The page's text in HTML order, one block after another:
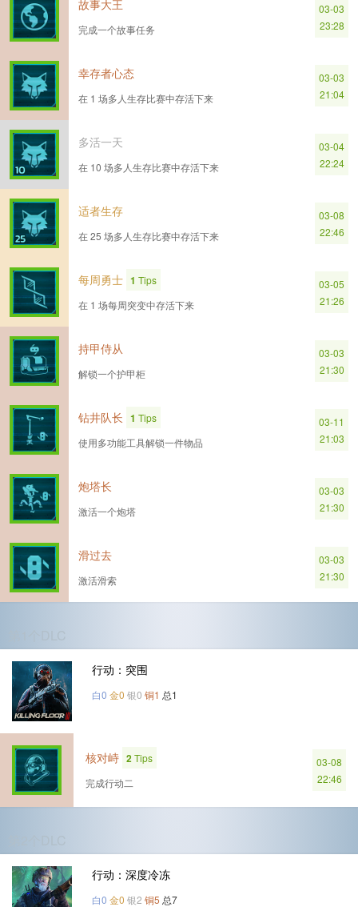
故事大王
完成一个故事任务
03-03
23:28
幸存者心态
在 1 场多人生存比赛中存活下来
03-03
21:04
多活一天
在 10 场多人生存比赛中存活下来
03-04
22:24
适者生存
在 25 场多人生存比赛中存活下来
03-08
22:46
每周勇士 1 Tips
在 1 场每周突变中存活下来
03-05
21:26
持甲侍从
解锁一个护甲柜
03-03
21:30
钻井队长 1 Tips
使用多功能工具解锁一件物品
03-11
21:03
炮塔长
激活一个炮塔
03-03
21:30
滑过去
激活滑索
03-03
21:30
行动：突围
白0 金0 银0 铜1 总1
核对峙 2Tips
完成行动二
03-08
22:46
行动：深度冷冻
白0 金0 银2 铜5 总7